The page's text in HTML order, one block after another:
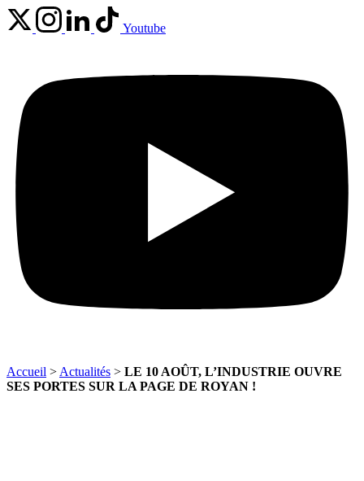
Youtube
Accueil > Actualités > LE 10 AOÛT, L’INDUSTRIE OUVRE
SES PORTES SUR LA PAGE DE ROYAN !